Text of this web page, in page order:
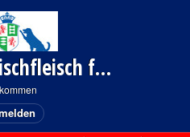
Lotgering Frischfleisch für Hund und Katze